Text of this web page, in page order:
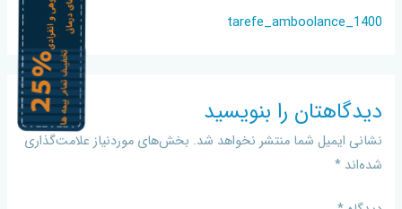
tarefe_amboolance_1400
دیدگاهتان را بنویسید
نشانی ایمیل شما منتشر نخواهد شد. بخش‌های موردنیاز علامت‌گذاری
شده‌اند*